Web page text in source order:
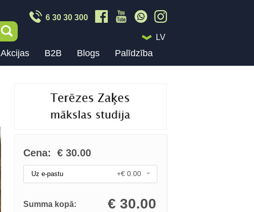
6 30 30 300
LV
Akcijas B2B Blogs Palīdzība
Cena: € 30.00
Uz e-pastu +€ 0.00
Summa kopā: € 30.00